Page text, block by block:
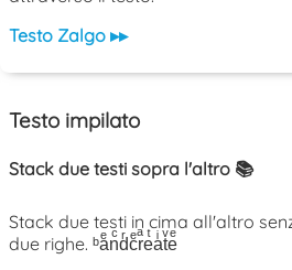
Testo Zalgo ▸▸
Testo impilato
Stack due testi sopra l'altro 📚
Stack due testi in cima all'altro
due righe. ᵇaͤnͨdͬcͤrͣeͭaͥtͮeͤ